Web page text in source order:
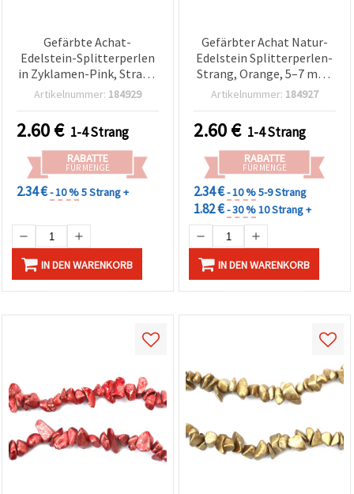
Gefärbte Achat-
Edelstein-Splitterperlen
in Zyklamen-Pink, Strang
5–7 mm, Naturstein, ca.
Schmuckherstellung,
Perlenfädeln & DIY-
Basteln
Artikelnummer: 184929
2.60€ 1-4 Strang
RABATTE
FÜR MENGE
2.34 €- 10 %5 Strang +
IN DEN WARENKORB
Gefärbter Achat Natur-
Edelstein Splitterperlen-
Strang, Orange, 5–7 mm,
ca. 85 cm, für
Artikelnummer: 184927
2.60€ 1-4 Strang
RABATTE
FÜR MENGE
2.34 €- 10 %5-9 Strang
1.82 €- 30 %10 Strang +
IN DEN WARENKORB